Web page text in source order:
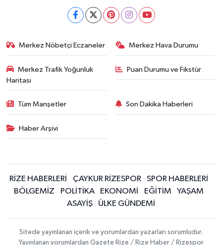
Merkez Nöbetçi Eczaneler Merkez Hava Durumu
Merkez Trafik Yoğunluk
Haritası
Puan Durumu ve Fikstür
Tüm Manşetler Son Dakika Haberleri
Haber Arşivi
RİZE HABERLERİ ÇAYKUR RİZESPOR
SPOR HABERLERİ
BÖLGEMİZ
POLİTİKA EKONOMİ EĞİTİM
YAŞAM
ASAYİŞ
ÜLKE GÜNDEMİ
Sitede yayınlanan içerik ve yorumlardan yazarları sorumludur.
Yayınlanan yorumlardan Gazete Rize / Rize Haber / Rizespor